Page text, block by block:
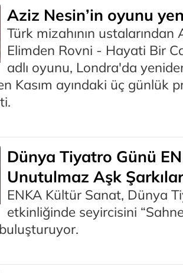
Aziz Nesin’in oyunu
Türk mizahının ustalarından
Elimden Rovni - Hayati Bir
adlı oyunu, Londra'da
Kasım ayındaki üç günlük
Dünya Tiyatro Günü
Unutulmaz Aşk
ENKA Kültür Sanat, Dünya
etkinliğinde seyircisini
buluşturuyor.